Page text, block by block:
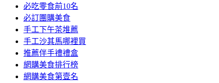
必吃零食前10名
必訂團購美食
手工下午茶堆薦
手工沙其馬哪裡買
推薦伴手禮禮盒
網購美食排行榜
網購美食第壹名